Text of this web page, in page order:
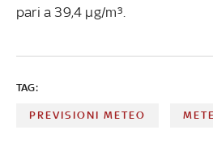
pari a 39,4 µg/m³.
TAG:
PREVISIONI METEO